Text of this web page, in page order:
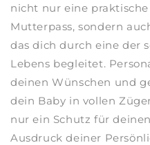
nicht nur eine
Mutterpass, sondern
das dich durch eine der
Lebens begleitet.
deinen Wünschen und
dein Baby in vollen
nur ein Schutz für
Ausdruck deiner